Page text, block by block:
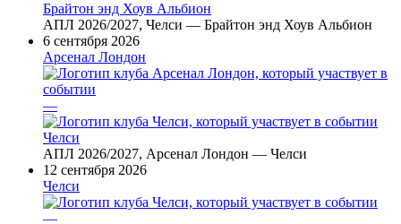
Брайтон энд Хоув Альбион
АПЛ 2026/2027, Челси — Брайтон энд Хоув Альбион
6 сентября 2026
Арсенал Лондон
—
Челси
АПЛ 2026/2027, Арсенал Лондон — Челси
12 сентября 2026
Челси
—